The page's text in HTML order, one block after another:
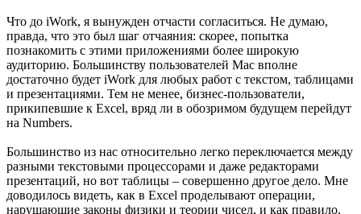
Что до iWork, я вынужден отчасти согласиться. Не думаю,
правда, что это был шаг отчаяния: скорее, попытка
познакомить с этими приложениями более широкую
аудиторию. Большинству пользователей Mac вполне
достаточно будет iWork для любых работ с текстом, таблицами
и презентациями. Тем не менее, бизнес-пользователи,
прикипевшие к Excel, вряд ли в обозримом будущем перейдут
на Numbers.
Большинство из нас относительно легко переключается между
разными текстовыми процессорами и даже редакторами
презентаций, но вот таблицы – совершенно другое дело. Мне
доводилось видеть, как в Excel проделывают операции,
нарушающие законы физики и теории чисел, и как правило,